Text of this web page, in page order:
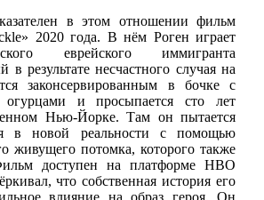
в этом отношении фильм
2020 года. В нём Роген играет
еврейского иммигранта
в результате несчастного случая на
законсервированным в бочке с
огурцами и просыпается сто лет
Нью-Йорке. Там он пытается
в новой реальности с помощью
живущего потомка, которого также
доступен на платформе HBO
что собственная история его